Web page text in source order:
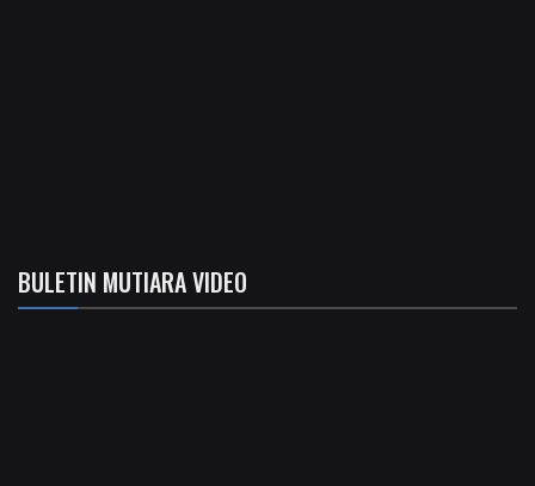
BULETIN MUTIARA VIDEO